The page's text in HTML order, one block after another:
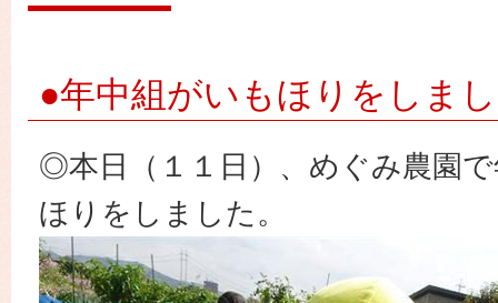
●年中組がいもほりをしま
◎本日（１１日）、めぐみ農園
ほりをしました。